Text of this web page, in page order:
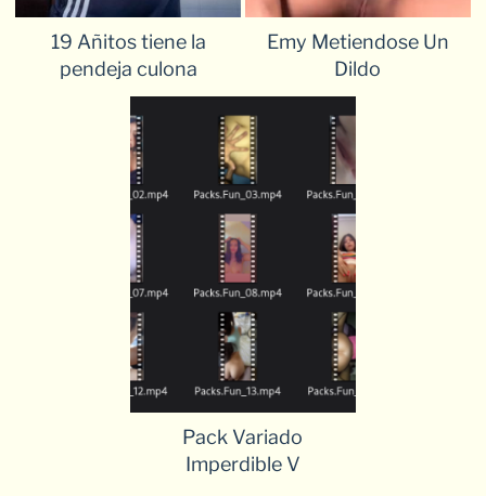
19 Añitos tiene la
pendeja culona
Emy Metiendose Un
Dildo
Pack Variado
Imperdible V